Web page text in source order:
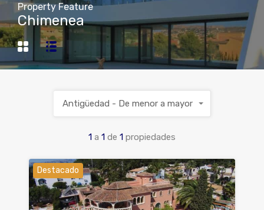
Property Feature
Chimenea
1 a 1 de 1 propiedades
Antigüedad - De menor a mayor
Destacado